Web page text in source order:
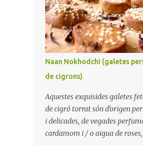
vaig disposar a preparar un pa
plàtans. Sempre és benvingut
cosa dolça per apaivagar un
acompanyant un cafè per
berenar. La meva parella em
trobava a faltar els melindros
preparava la seva mare ja que
particularitat que els plàtans
en trossets, i no aixafats i fets
tècnica té la particularitat que
queda més sucós i fa més difícil
Naan Nokhodchi (galetes
de cigrons)
Aquestes exquisides galetes
de cigró torrat són d'origen
i delicades, de vegades
cardamom i / o aigua de